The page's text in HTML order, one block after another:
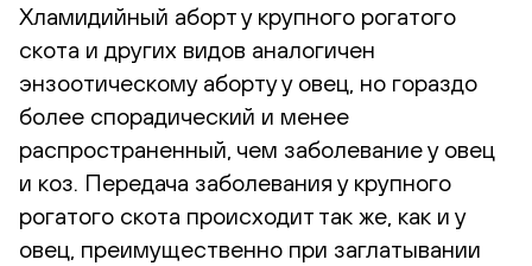
Хламидийный аборт у крупного рогатого
скота и других видов аналогичен
энзоотическому аборту у овец, но гораздо
более спорадический и менее
распространенный, чем заболевание у овец
и коз. Передача заболевания у крупного
рогатого скота происходит так же, как и у
овец, преимущественно при заглатывании